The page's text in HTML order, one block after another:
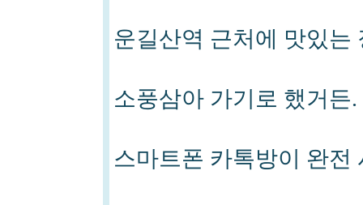
운길산역 근처에 맛있는
소풍삼아 가기로 했거든.
스마트폰 카톡방이 완전